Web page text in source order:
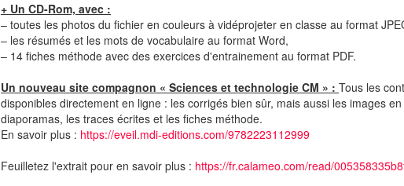
+ Un CD-Rom, avec :
– toutes les photos du fichier en couleurs à vidéprojeter en classe au format
– les résumés et les mots de vocabulaire au format Word,
– 14 fiches méthode avec des exercices d'entrainement au format PDF.
Un nouveau site compagnon « Sciences et technologie CM » : Tous les
disponibles directement en ligne : les corrigés bien sûr, mais aussi les images
diaporamas, les traces écrites et les fiches méthode.
En savoir plus : https://eveil.mdi-editions.com/9782223112999
Feuilletez l'extrait pour en savoir plus : https://fr.calameo.com/read/